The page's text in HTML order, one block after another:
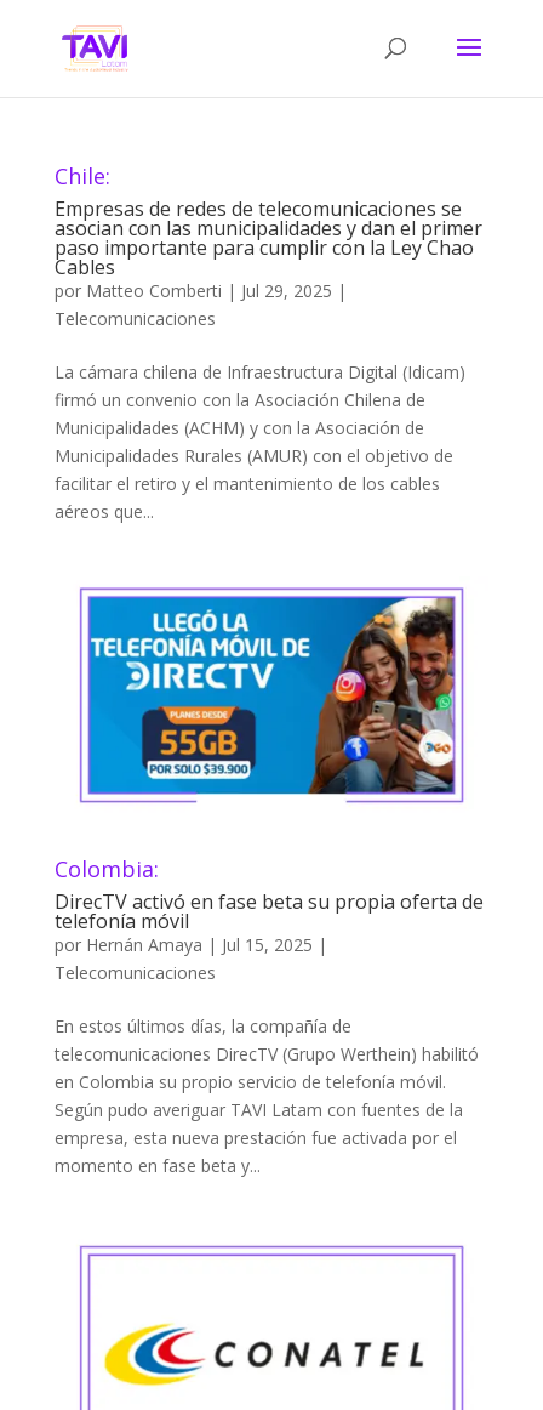
Chile:
Empresas de redes de telecomunicaciones se
asocian con las municipalidades y dan el primer
paso importante para cumplir con la Ley Chao
Cables
por Matteo Comberti | Jul 29, 2025 |
Telecomunicaciones
La cámara chilena de Infraestructura Digital (Idicam)
firmó un convenio con la Asociación Chilena de
Municipalidades (ACHM) y con la Asociación de
Municipalidades Rurales (AMUR) con el objetivo de
facilitar el retiro y el mantenimiento de los cables
aéreos que...
Colombia:
DirecTV activó en fase beta su propia oferta de
telefonía móvil
por Hernán Amaya | Jul 15, 2025 |
Telecomunicaciones
En estos últimos días, la compañía de
telecomunicaciones DirecTV (Grupo Werthein) habilitó
en Colombia su propio servicio de telefonía móvil.
Según pudo averiguar TAVI Latam con fuentes de la
empresa, esta nueva prestación fue activada por el
momento en fase beta y...